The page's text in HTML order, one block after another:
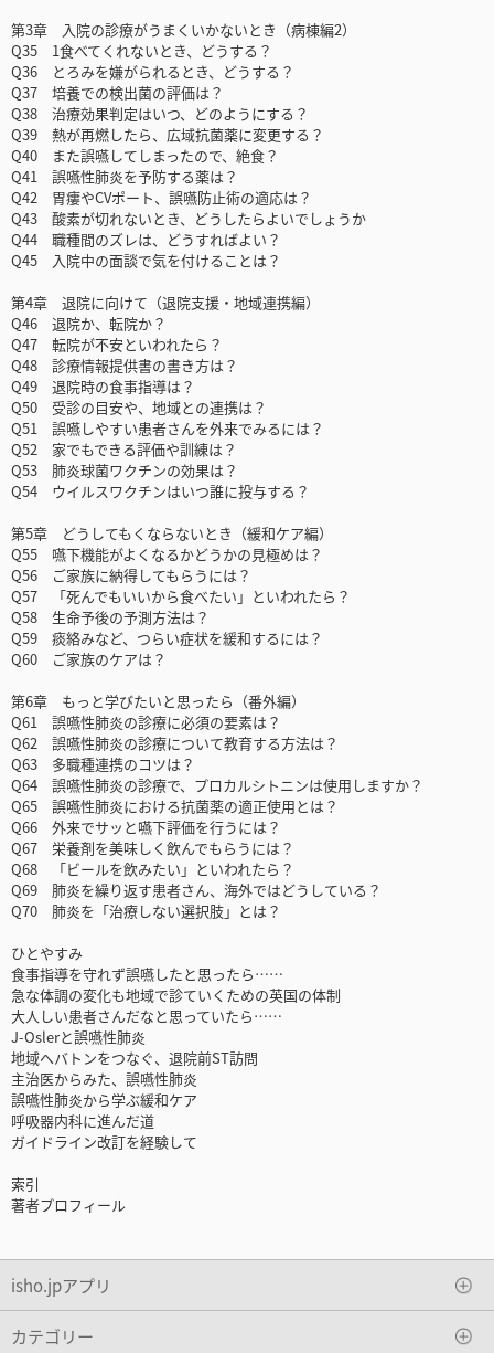
第3章 入院の診療がうまくいかないとき（病棟編2）
Q35 1食べてくれないとき、どうする？
Q36 とろみを嫌がられるとき、どうする？
Q37 培養での検出菌の評価は？
Q38 治療効果判定はいつ、どのようにする？
Q39 熱が再燃したら、広域抗菌薬に変更する？
Q40 また誤嚥してしまったので、絶食？
Q41 誤嚥性肺炎を予防する薬は？
Q42 胃瘻やCVポート、誤嚥防止術の適応は？
Q43 酸素が切れないとき、どうしたらよいでしょうか
Q44 職種間のズレは、どうすればよい？
Q45 入院中の面談で気を付けることは？
第4章 退院に向けて（退院支援・地域連携編）
Q46 退院か、転院か？
Q47 転院が不安といわれたら？
Q48 診療情報提供書の書き方は？
Q49 退院時の食事指導は？
Q50 受診の目安や、地域との連携は？
Q51 誤嚥しやすい患者さんを外来でみるには？
Q52 家でもできる評価や訓練は？
Q53 肺炎球菌ワクチンの効果は？
Q54 ウイルスワクチンはいつ誰に投与する？
第5章 どうしてもくならないとき（緩和ケア編）
Q55 嚥下機能がよくなるかどうかの見極めは？
Q56 ご家族に納得してもらうには？
Q57 「死んでもいいから食べたい」といわれたら？
Q58 生命予後の予測方法は？
Q59 痰絡みなど、つらい症状を緩和するには？
Q60 ご家族のケアは？
第6章 もっと学びたいと思ったら（番外編）
Q61 誤嚥性肺炎の診療に必須の要素は？
Q62 誤嚥性肺炎の診療について教育する方法は？
Q63 多職種連携のコツは？
Q64 誤嚥性肺炎の診療で、プロカルシトニンは使用しますか？
Q65 誤嚥性肺炎における抗菌薬の適正使用とは？
Q66 外来でサッと嚥下評価を行うには？
Q67 栄養剤を美味しく飲んでもらうには？
Q68 「ビールを飲みたい」といわれたら？
Q69 肺炎を繰り返す患者さん、海外ではどうしている？
Q70 肺炎を「治療しない選択肢」とは？
ひとやすみ
食事指導を守れず誤嚥したと思ったら……
急な体調の変化も地域で診ていくための英国の体制
大人しい患者さんだなと思っていたら……
J-Oslerと誤嚥性肺炎
地域へバトンをつなぐ、退院前ST訪問
主治医からみた、誤嚥性肺炎
誤嚥性肺炎から学ぶ緩和ケア
呼吸器内科に進んだ道
ガイドライン改訂を経験して
索引
著者プロフィール
isho.jpアプリ
カテゴリー